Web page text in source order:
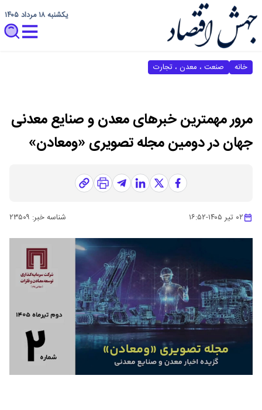
یکشنبه ۱۸ مرداد ۱۴۰۵
خانه صنعت ، معدن ، تجارت
مرور مهمترین خبرهای معدن و صنایع معدنی
جهان در دومین مجله تصویری «ومعادن»
۰۲ تیر ۱۴۰۵ -۱۶:۵۲ شناسه خبر: ۲۳۵۰۹